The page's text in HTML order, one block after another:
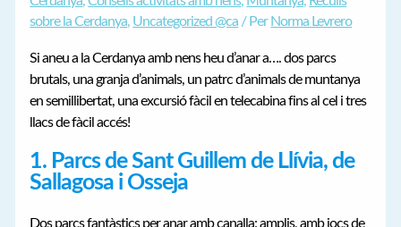
sobre la Cerdanya, Uncategorized @ca / Per Norma Levrero
Si aneu a la Cerdanya amb nens heu d’anar a…. dos parcs
brutals, una granja d’animals, un patrc d’animals de muntanya
en semillibertat, una excursió fàcil en telecabina fins al cel i tres
llacs de fàcil accés!
1. Parcs de Sant Guillem de Llívia, de
Sallagosa i Osseja
Dos parcs fantàstics per anar amb canalla: amplis, amb jocs de